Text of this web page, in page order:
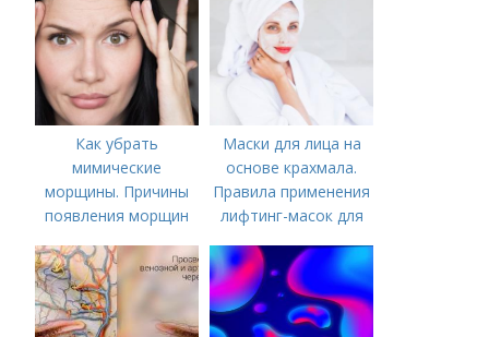
Как убрать
мимические
морщины. Причины
появления морщин
Маски для лица на
основе крахмала.
Правила применения
лифтинг-масок для